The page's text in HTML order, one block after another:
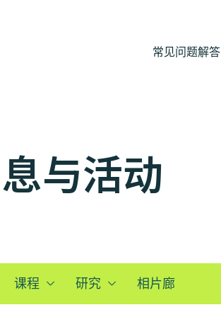
常见问题解答
与活动
课程 研究 相片廊